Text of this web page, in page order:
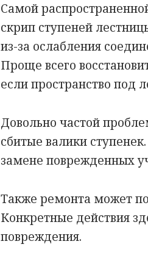
Самой
скрип ступеней
из-за ослабления
Проще всего
если пространство под
Довольно частой
сбитые валики
замене поврежденных
Также ремонта может
Конкретные действия
повреждения.